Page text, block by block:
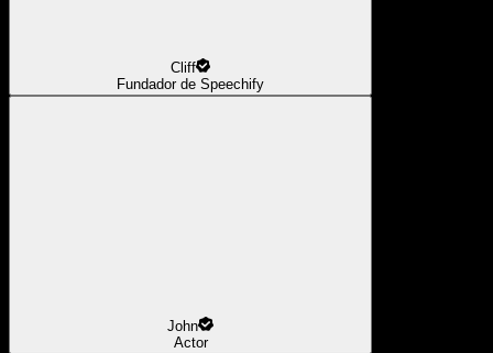
Cliff
Fundador de Speechify
John
Actor